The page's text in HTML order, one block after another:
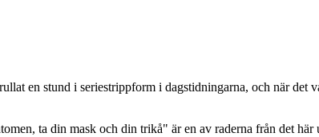
en stund i seriestrippform i dagstidningarna, och när
ta din mask och din trikå" är en av raderna från det här